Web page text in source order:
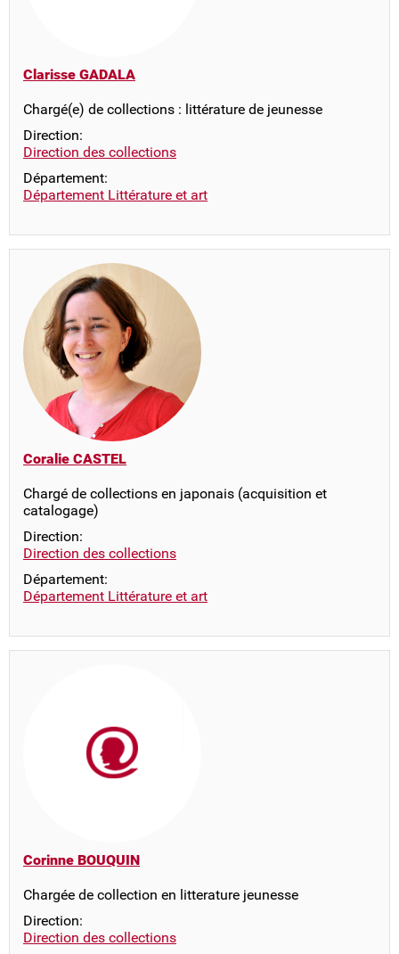
Clarisse GADALA
Chargé(e) de collections : littérature de jeunesse
Direction:
Direction des collections
Département:
Département Littérature et art
Coralie CASTEL
Chargé de collections en japonais (acquisition et
catalogage)
Direction:
Direction des collections
Département:
Département Littérature et art
Corinne BOUQUIN
Chargée de collection en litterature jeunesse
Direction:
Direction des collections